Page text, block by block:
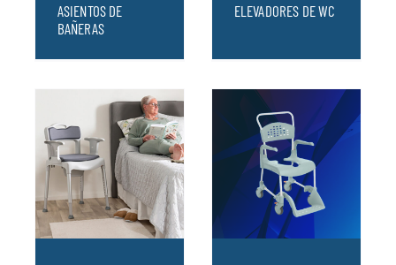
ASIENTOS DE
BAÑERAS
ELEVADORES DE WC